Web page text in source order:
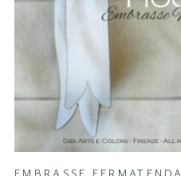
EMBRASSE FERMATENDA